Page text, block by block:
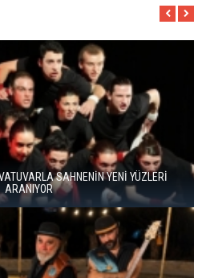
TİYATRONUN SAHNESİ OLUYOR